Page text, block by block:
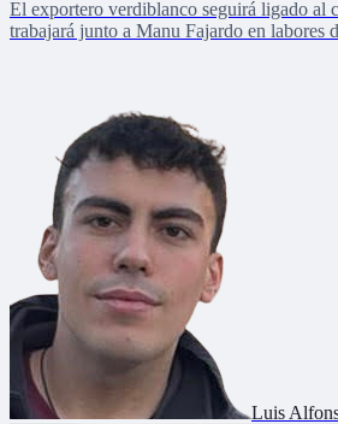
El exportero verdiblanco seguirá ligado al
trabajará junto a Manu Fajardo en labores
Luis